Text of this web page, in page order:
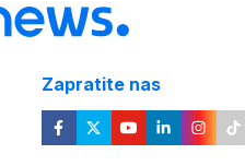
Zapratite nas